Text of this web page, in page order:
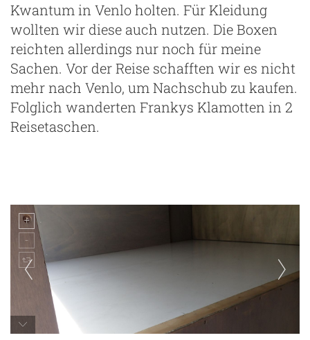
Kwantum in Venlo holten. Für Kleidung
wollten wir diese auch nutzen. Die Boxen
reichten allerdings nur noch für meine
Sachen. Vor der Reise schafften wir es nicht
mehr nach Venlo, um Nachschub zu kaufen.
Folglich wanderten Frankys Klamotten in 2
Reisetaschen.